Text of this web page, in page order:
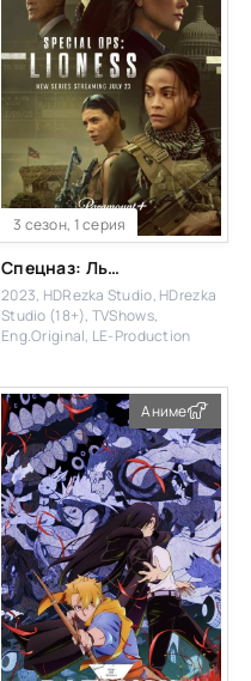
3 сезон, 1 серия
Спецназ: Львица
2023, HDRezka Studio, HDrezka
Studio (18+), TVShows,
Eng.Original, LE-Production
Аниме